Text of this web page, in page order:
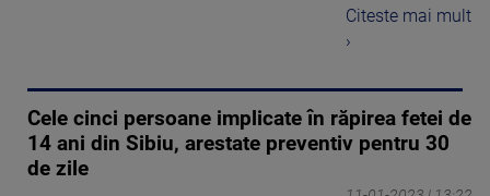
Citeste mai mult
›
Cele cinci persoane implicate în răpirea fetei de
14 ani din Sibiu, arestate preventiv pentru 30
de zile